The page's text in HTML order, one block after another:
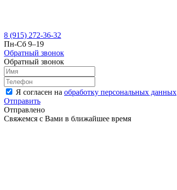
8 (915) 272-36-32
Пн-Сб 9–19
Обратный звонок
Обратный звонок
Я согласен на обработку персональных данных
Отправить
Отправлено
Свяжемся с Вами в ближайшее время